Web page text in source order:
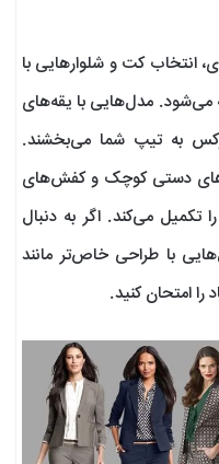
انتخاب کت و شلوارهایی با
می‌شود. مدل‌هایی با یقه‌های
به تیپ شما می‌بخشند.
دستی کوچک و کفش‌های
تکمیل می‌کند. اگر به دنبال
با طراحی خاص‌تر مانند
امتحان کنید.